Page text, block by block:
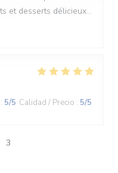
et desserts délicieux...
: 5/5 Calidad / Precio : 5/5
3